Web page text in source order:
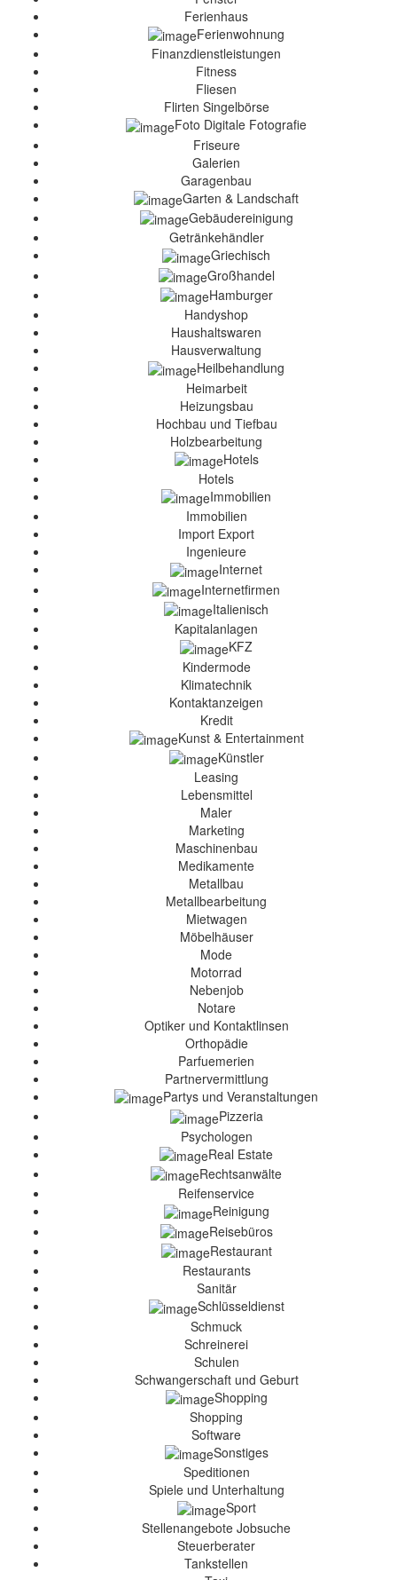
Ferienhaus
Ferienwohnung
Finanzdienstleistungen
Fitness
Fliesen
Flirten Singelbörse
Foto Digitale Fotografie
Friseure
Galerien
Garagenbau
Garten & Landschaft
Gebäudereinigung
Getränkehändler
Griechisch
Großhandel
Hamburger
Handyshop
Haushaltswaren
Hausverwaltung
Heilbehandlung
Heimarbeit
Heizungsbau
Hochbau und Tiefbau
Holzbearbeitung
Hotels
Hotels
Immobilien
Immobilien
Import Export
Ingenieure
Internet
Internetfirmen
Italienisch
Kapitalanlagen
KFZ
Kindermode
Klimatechnik
Kontaktanzeigen
Kredit
Kunst & Entertainment
Künstler
Leasing
Lebensmittel
Maler
Marketing
Maschinenbau
Medikamente
Metallbau
Metallbearbeitung
Mietwagen
Möbelhäuser
Mode
Motorrad
Nebenjob
Notare
Optiker und Kontaktlinsen
Orthopädie
Parfuemerien
Partnervermittlung
Partys und Veranstaltungen
Pizzeria
Psychologen
Real Estate
Rechtsanwälte
Reifenservice
Reinigung
Reisebüros
Restaurant
Restaurants
Sanitär
Schlüsseldienst
Schmuck
Schreinerei
Schulen
Schwangerschaft und Geburt
Shopping
Shopping
Software
Sonstiges
Speditionen
Spiele und Unterhaltung
Sport
Stellenangebote Jobsuche
Steuerberater
Tankstellen